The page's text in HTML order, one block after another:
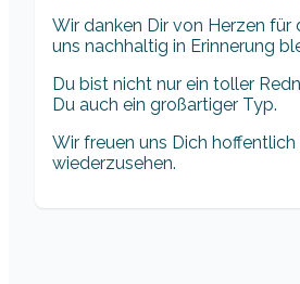
Wir danken Dir von Herzen für
uns nachhaltig in Erinnerung
Du bist nicht nur ein toller
Du auch ein großartiger Typ.
Wir freuen uns Dich
wiederzusehen.